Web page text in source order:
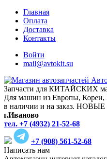
Главная
Оплата
Доставка
Контакты
Войти
mail@avtokit.su
Запчасти для КИТАЙСКИХ
Для машин из Европы,
в наличии и на заказ.
г.Иваново
тел. +7 (4932) 21-52-68
+7 (908) 561-52-68
Написать нам